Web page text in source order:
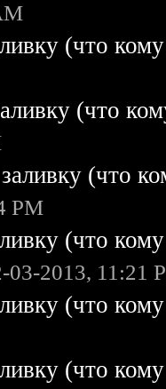
(что
(что
(что
PM
(что
03-2013, 11:21
(что
(что